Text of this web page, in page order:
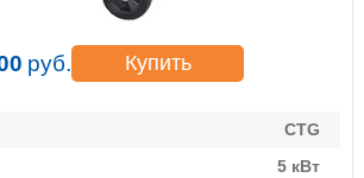
руб. Купить
CTG
5 кВт